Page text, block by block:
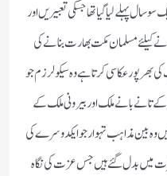
سال پہلے لیا گیا تھا جسکی تعبیریں اور
کیلئے مسلمان مکت بھارت بنانے کی
پور عکاسی کرتا ہے وہ سیکولرزم جو
تانے بانے ملک اور بیرونی ملک کے
وہ بین مذاہب تہوار جو ایکدوسرے کی
میں بدل گئے ہیں جس عزت کی نگاہ